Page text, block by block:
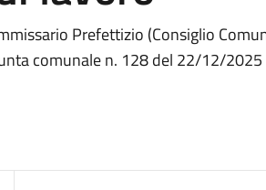
Prefettizio (Consiglio
comunale n. 128 del 22/12/2025